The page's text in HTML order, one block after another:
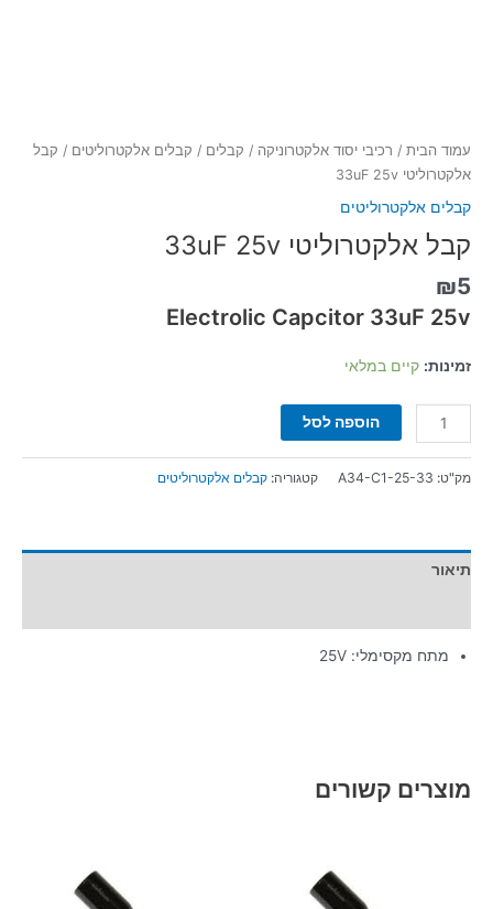
עמוד הבית / רכיבי יסוד אלקטרוניקה / קבלים / קבלים אלקטרוליטים / קבל
אלקטרוליטי 33uF 25v
קבלים אלקטרוליטים
קבל אלקטרוליטי 33uF 25v
₪5
Electrolic Capcitor 33uF 25v
זמינות: קיים במלאי
הוספה לסל
מק"ט: A34-C1-25-33 קטגוריה: קבלים אלקטרוליטים
תיאור
מתח מקסימלי: 25V
מוצרים קשורים